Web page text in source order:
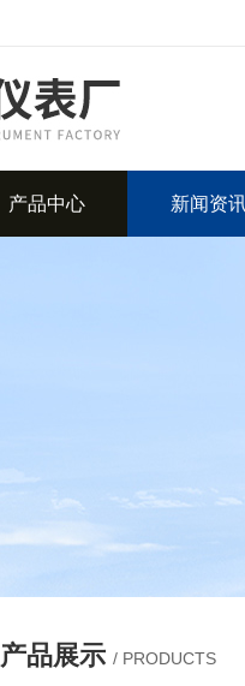
产品中心 新闻资
产品展示 / PRODUCTS